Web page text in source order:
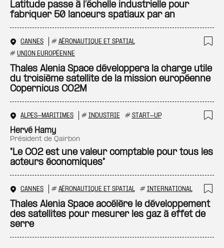
Latitude passe à l’échelle industrielle pour
fabriquer 50 lanceurs spatiaux par an
CANNES # AÉRONAUTIQUE ET SPATIAL
# UNION EUROPÉENNE
Thales Alenia Space développera la charge utile
du troisième satellite de la mission européenne
Copernicus CO2M
ALPES-MARITIMES # INDUSTRIE # START-UP
Hervé Hamy
président de Qairbon
"Le CO2 est une valeur comptable pour tous les
acteurs économiques"
CANNES # AÉRONAUTIQUE ET SPATIAL # INTERNATIONAL
Thales Alenia Space accélère le développement
des satellites pour mesurer les gaz à effet de
serre